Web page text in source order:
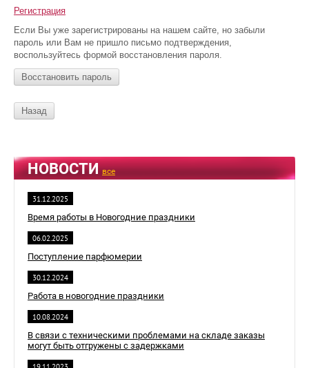
НОВОСТИвсе
31.12.2025
Время работы в Новогодние праздники
06.02.2025
Поступление парфюмерии
30.12.2024
Работа в новогодние праздники
10.08.2024
В связи с техническими проблемами на складе заказы
могут быть отгружены с задержками
Регистрация
Если Вы уже зарегистрированы на нашем сайте, но забыли
пароль или Вам не пришло письмо подтверждения,
воспользуйтесь формой восстановления пароля.
Восстановить пароль
Назад